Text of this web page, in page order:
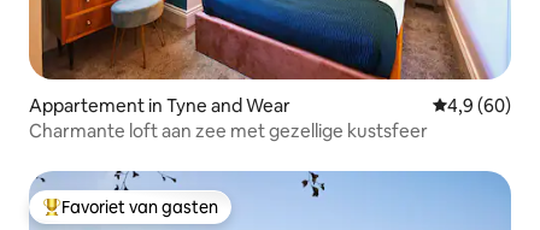
Appartement in Tyne and Wear Gemiddelde
4,9 (60)
Charmante loft aan zee met gezellige kustsfeer
Topfavoriet van gasten
Favoriet van gasten